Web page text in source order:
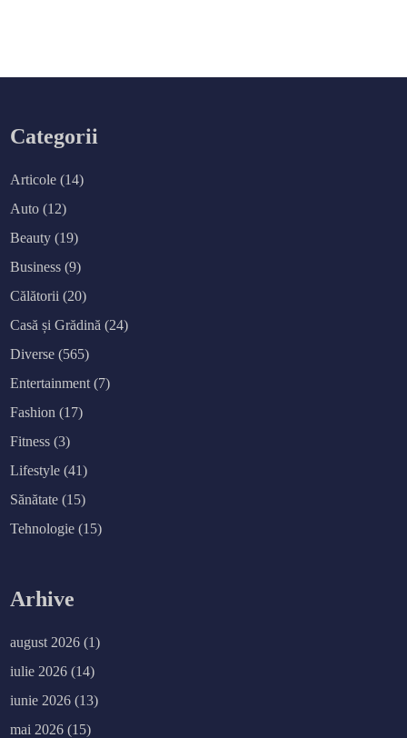
Categorii
Articole (14)
Auto (12)
Beauty (19)
Business (9)
Călătorii (20)
Casă și Grădină (24)
Diverse (565)
Entertainment (7)
Fashion (17)
Fitness (3)
Lifestyle (41)
Sănătate (15)
Tehnologie (15)
Arhive
august 2026 (1)
iulie 2026 (14)
iunie 2026 (13)
mai 2026 (15)